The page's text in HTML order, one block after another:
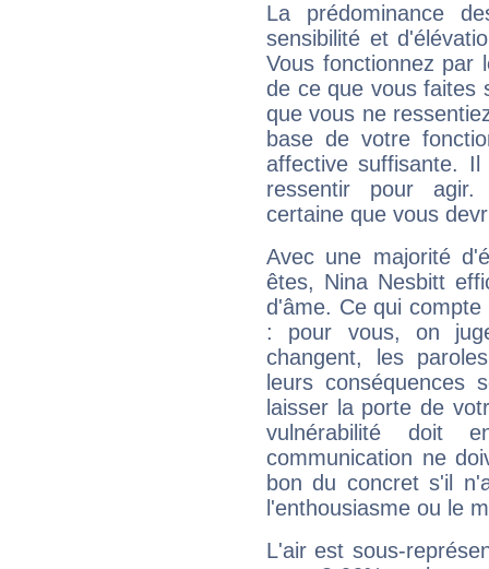
La prédominance
sensibilité et
Vous fonctionnez
de ce que vous faites
que vous ne
base de votre
affective suffisante.
ressentir pour agir.
certaine que vous
Avec une majorité
êtes, Nina Nesbitt
d'âme. Ce qui
: pour vous, on
changent, les
leurs conséquences
laisser la porte de
vulnérabilité doit
communication ne
bon du concret s'il
l'enthousiasme ou le
L'air est sous-